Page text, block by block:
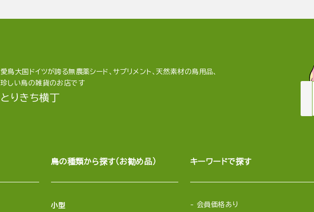
愛鳥大国ドイツが誇る無農薬シード、サプリメント、天然素材の鳥用品、
珍しい鳥の雑貨のお店です
とりきち横丁
鳥の種類から探す（お勧め品）
小型
キーワードで探す
会員価格あり